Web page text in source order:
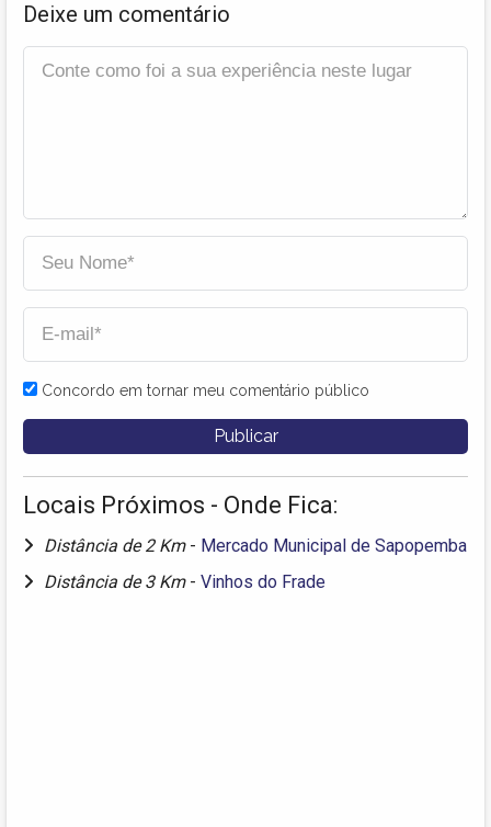
Deixe um comentário
Concordo em tornar meu comentário público
Locais Próximos - Onde Fica:
Distância de 2 Km - Mercado Municipal de Sapopemba
Distância de 3 Km - Vinhos do Frade